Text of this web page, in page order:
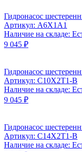
Гидронасос
Артикул: A6Х1А1
Наличие на складе:
9 045 ₽
Гидронасос
Артикул: C10X2T1-B
Наличие на складе:
9 045 ₽
Гидронасос
Артикул: C14X2T1-B
Наличие на складе: